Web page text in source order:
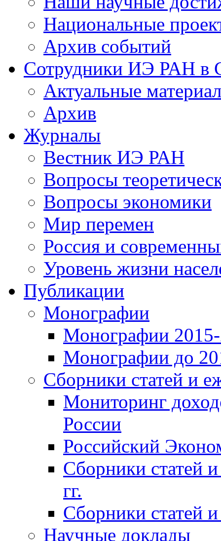
Национальные
Архив событий
Сотрудники ИЭ РАН
Актуальные
Архив
Журналы
Вестник ИЭ РАН
Вопросы
Вопросы экономики
Мир перемен
Россия и
Уровень жизни
Публикации
Монографии
Монографии 2015-
Монографии до
Сборники статей и
Мониторинг
России
Российский
Сборники статей
гг.
Сборники статей
Научные доклады